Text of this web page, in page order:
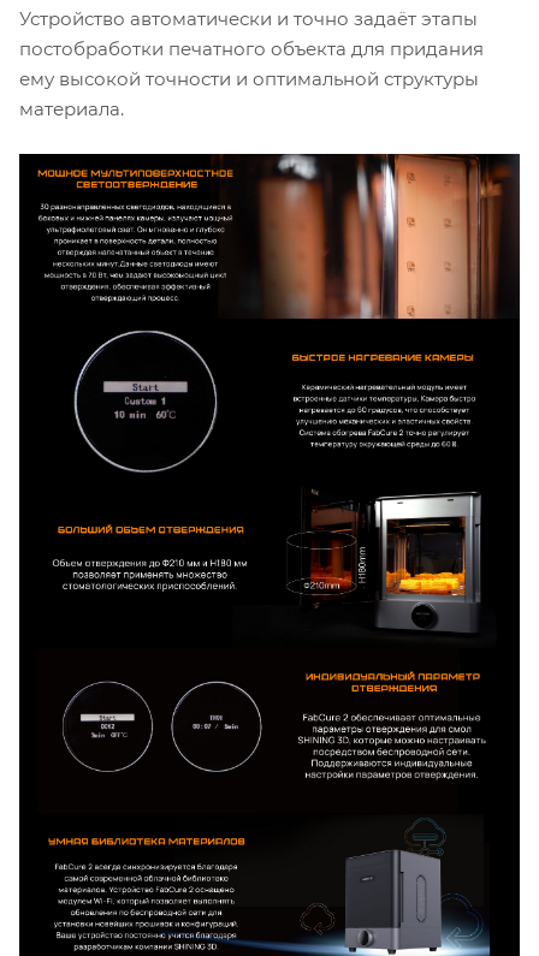
Устройство автоматически и точно задаёт этапы
постобработки печатного объекта для придания
ему высокой точности и оптимальной структуры
материала.